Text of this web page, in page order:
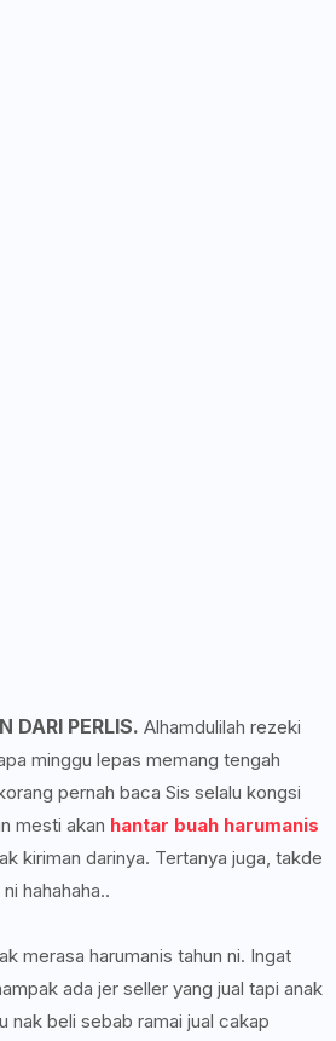
DARI PERLIS. Alhamdulilah rezeki
minggu lepas memang tengah
pernah baca Sis selalu kongsi
mesti akan hantar buah harumanis
kiriman darinya. Tertanya juga, takde
hahahaha..
merasa harumanis tahun ni. Ingat
ada jer seller yang jual tapi anak
nak beli sebab ramai jual cakap